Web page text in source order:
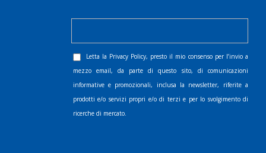
Letta la Privacy Policy, presto il mio consenso per l’invio a
mezzo email, da parte di questo sito, di comunicazioni
informative e promozionali, inclusa la newsletter, riferite a
prodotti e/o servizi propri e/o di terzi e per lo svolgimento di
ricerche di mercato.